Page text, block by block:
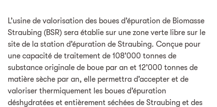
L’usine de valorisation des boues d’épuration de Biomasse
Straubing (BSR) sera établie sur une zone verte libre sur le
site de la station d’épuration de Straubing. Conçue pour
une capacité de traitement de 108’000 tonnes de
substance originale de boue par an et 12’000 tonnes de
matière sèche par an, elle permettra d’accepter et de
valoriser thermiquement les boues d’épuration
déshydratées et entièrement séchées de Straubing et des